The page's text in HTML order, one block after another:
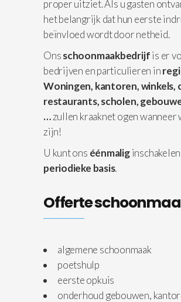
proper uitziet. Als u gasten
het belangrijk dat hun eerste
beïnvloed wordt door netheid.
Onsschoonmaakbedrijfis er
bedrijven en particulieren in
Woningen, kantoren, winkels,
restaurants, scholen,
…zullen kraaknet ogen wanneer
zijn!
U kunt ons éénmalig
periodieke basis.
Offerte
algemene schoonmaak
poetshulp
eerste opkuis
onderhoud gebouwen,